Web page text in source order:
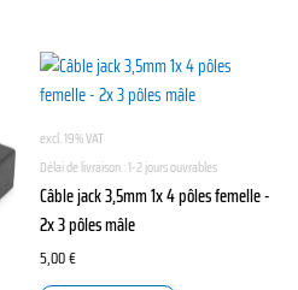
excl. 19% VAT
Délai de livraison :1-2 jours ouvrables
Câble jack 3,5mm 1x 4 pôles femelle -
2x 3 pôles mâle
5,00€